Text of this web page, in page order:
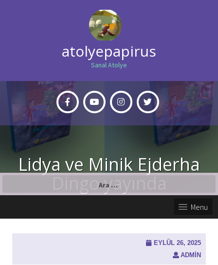
atolyepapirus
Sanal Atolye
Lidya ve Minik Ejderha
Dingo yayında
Menu
EYLÜL 26, 2025
ADMIN